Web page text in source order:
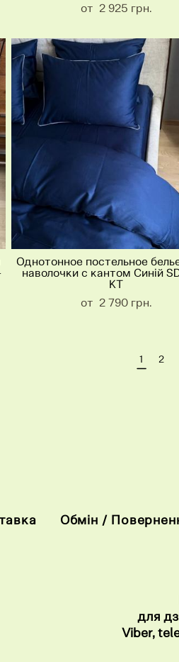
от 2 925 грн.
Однотонное постельное
наволочки с кантом Синій
KT
от 2 790 грн.
1 2
Обмін /
для
Viber,